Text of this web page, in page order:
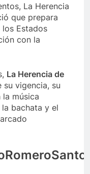
La Herencia
que prepara
Estados
con la
La Herencia de
su vigencia, su
música
bachata y el